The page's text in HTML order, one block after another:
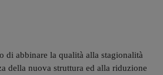
di abbinare la qualità alla stagionalità
della nuova struttura ed alla riduzione